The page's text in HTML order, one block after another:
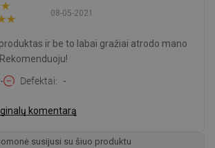
08-05-2021
ir be to labai gražiai atrodo mano
- Defektai -
komentarą
susijusi su šiuo produktu